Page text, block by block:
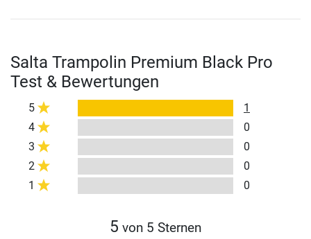
Salta Trampolin Premium Black Pro
Test & Bewertungen
5
1
4
0
3
0
2
0
1
0
5 von 5 Sternen